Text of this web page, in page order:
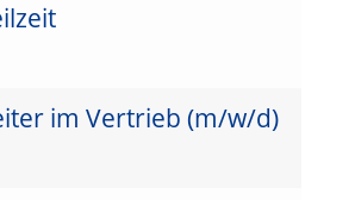
im Vertrieb (m/w/d)